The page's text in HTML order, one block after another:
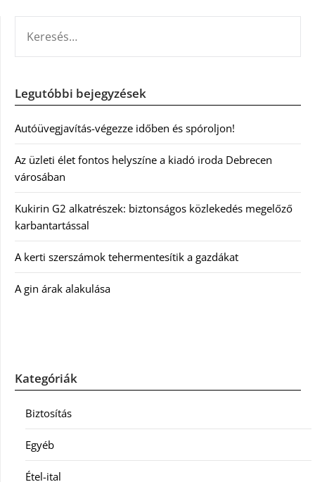
Legutóbbi bejegyzések
Autóüvegjavítás-végezze időben és spóroljon!
Az üzleti élet fontos helyszíne a kiadó iroda Debrecen
városában
Kukirin G2 alkatrészek: biztonságos közlekedés megelőző
karbantartással
A kerti szerszámok tehermentesítik a gazdákat
A gin árak alakulása
Kategóriák
Biztosítás
Egyéb
Étel-ital